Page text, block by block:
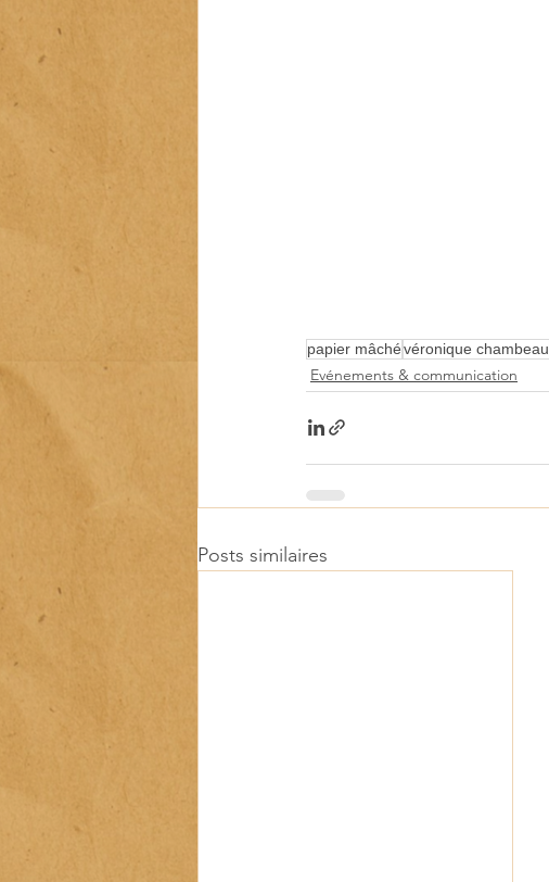
papier mâchévéronique chambeau
Evénements & communication
Posts similaires